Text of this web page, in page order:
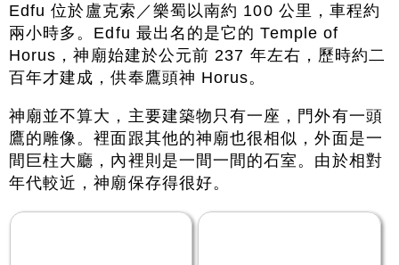
Edfu 位於盧克索／樂蜀以南約 100 公里，車程約
兩小時多。Edfu 最出名的是它的 Temple of
Horus，神廟始建於公元前 237 年左右，歷時約二
百年才建成，供奉鷹頭神 Horus。
神廟並不算大，主要建築物只有一座，門外有一頭
鷹的雕像。裡面跟其他的神廟也很相似，外面是一
間巨柱大廳，內裡則是一間一間的石室。由於相對
年代較近，神廟保存得很好。